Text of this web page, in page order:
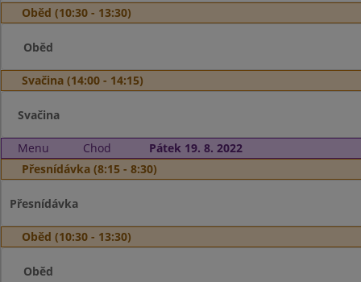
Oběd (10:30 - 13:30)
Oběd
Svačina (14:00 - 14:15)
Svačina
Menu Chod
Pátek 19. 8. 2022
Přesnídávka (8:15 - 8:30)
Přesnídávka
Oběd (10:30 - 13:30)
Oběd